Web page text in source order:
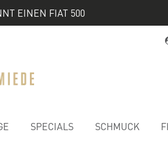
EINEN FIAT 500
SPECIALS SCHMUCK